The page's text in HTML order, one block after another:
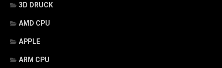
3D DRUCK
AMD CPU
APPLE
ARM CPU